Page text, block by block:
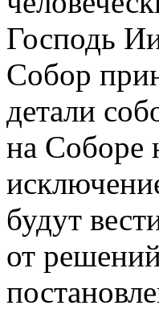
Господь
Собор
детали
на Соборе
будут
от